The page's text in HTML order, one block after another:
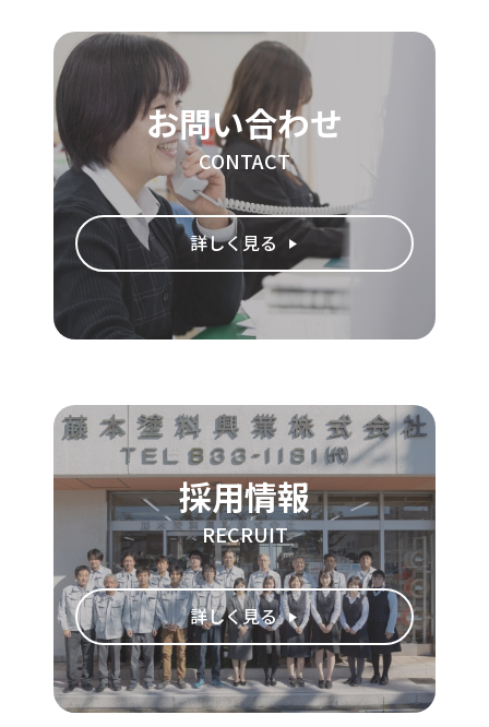
お問い合わせ
CONTACT
詳しく見る
採用情報
RECRUIT
詳しく見る